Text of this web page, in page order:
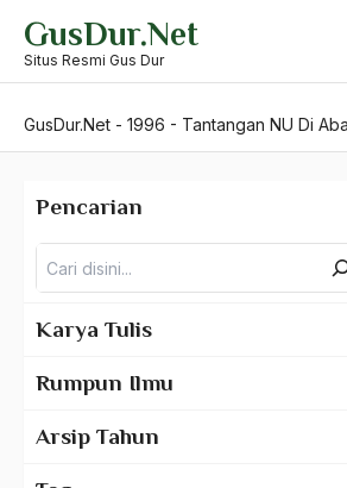
content
GusDur.Net
Situs Resmi Gus Dur
GusDur.Net - 1996 - Tantangan NU Di
Pencarian
Karya Tulis
Rumpun Ilmu
Arsip Tahun